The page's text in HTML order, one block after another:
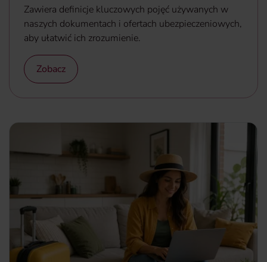
Zawiera definicje kluczowych pojęć używanych w
naszych dokumentach i ofertach ubezpieczeniowych,
aby ułatwić ich zrozumienie.
Zobacz